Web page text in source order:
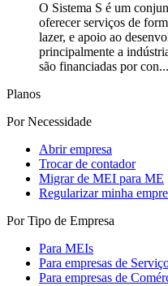
O Sistema S é um
oferecer serviços de
lazer, e apoio ao
principalmente a
são financiadas por con...
Planos
Por Necessidade
Abrir empresa
Trocar de contador
Migrar de MEI para ME
Regularizar minha
Por Tipo de Empresa
Para MEIs
Para empresas de
Para empresas de